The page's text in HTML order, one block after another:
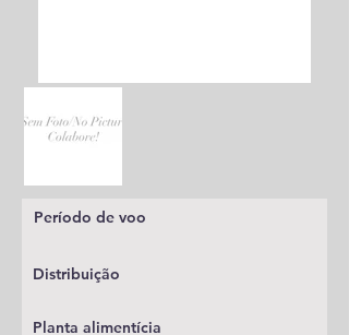
Período de voo
Distribuição
Planta alimentícia